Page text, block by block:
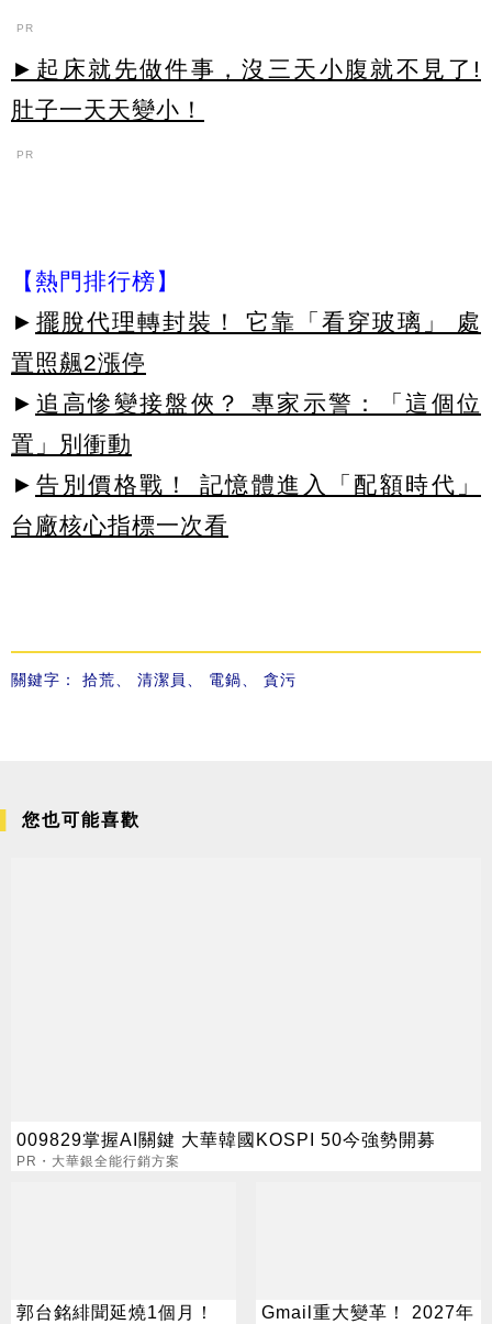
PR
►起床就先做件事，沒三天小腹就不見了!
肚子一天天變小！
PR
【熱門排行榜】
► 擺脫代理轉封裝！ 它靠「看穿玻璃」 處
置照飆2漲停
► 追高慘變接盤俠？ 專家示警：「這個位
置」別衝動
► 告別價格戰！ 記憶體進入「配額時代」
台廠核心指標一次看
關鍵字： 拾荒 清潔員 電鍋 貪污
您也可能喜歡
009829掌握AI關鍵 大華韓國KOSPI 50今強勢開募
PR・大華銀全能行銷方案
郭台銘緋聞延燒1個月！
Gmail重大變革！ 2027年